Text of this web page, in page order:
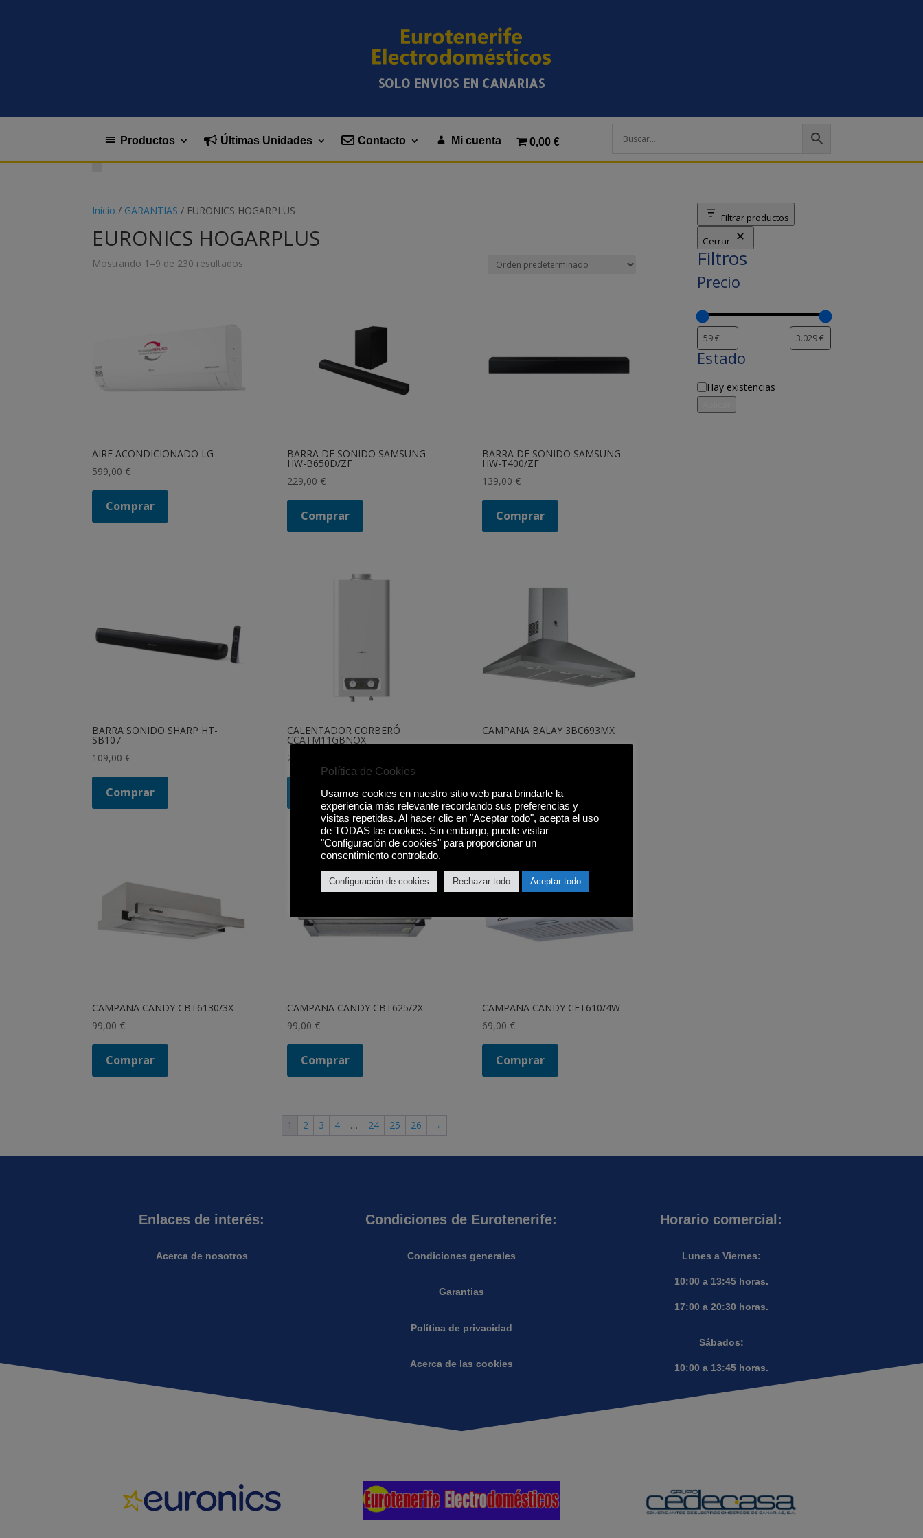
SOLO ENVIOS EN CANARIAS
Productos Últimas Unidades Contacto Mi cuenta 0,00 €
Inicio / GARANTIAS / EURONICS HOGARPLUS
EURONICS HOGARPLUS
Mostrando 1–9 de 230 resultados
AIRE ACONDICIONADO LG
599,00 €
Comprar
BARRA DE SONIDO SAMSUNG
HW-B650D/ZF
229,00 €
Comprar
BARRA DE SONIDO SAMSUNG
HW-T400/ZF
139,00 €
Comprar
BARRA SONIDO SHARP HT-
SB107
109,00 €
Comprar
CALENTADOR CORBERÓ
CCATM11GBNOX
219,00
Comprar
CAMPANA BALAY 3BC693MX
229,00€
CAMPANA CANDY CBT6130/3X
99,00 €
Comprar
CAMPANA CANDY CBT625/2X
99,00 €
Comprar
CAMPANA CANDY CFT610/4W
69,00 €
Comprar
1 2 3 4 … 24 25 26 →
Filtrar productos
Cerrar
Filtros
Precio
Estado
Disponibilidad
Hay existencias
Enlaces de interés:
Acerca de nosotros
Condiciones de Eurotenerife:
Condiciones generales
Garantias
Política de privacidad
Acerca de las cookies
Horario comercial:
Lunes a Viernes:
10:00 a 13:45 horas.
17:00 a 20:30 horas.
Sábados:
10:00 a 13:45 horas.
Política de Cookies
Usamos cookies en nuestro sitio web para brindarle la
experiencia más relevante recordando sus preferencias y
visitas repetidas. Al hacer clic en "Aceptar todo", acepta el uso
de TODAS las cookies. Sin embargo, puede visitar
"Configuración de cookies" para proporcionar un
consentimiento controlado.
Configuración de cookies Rechazar todo Aceptar todo